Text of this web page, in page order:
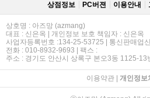
상점정보 PC버젼 이용안내
상호명 : 아즈망 (azmang)
대표 : 신은옥 | 개인정보 보호 책임자 : 신은옥
사업자등록번호 :134-25-53725 | 통신판매업
전화 : 010-8932-9693 | 팩스 :
주소 : 경기도 안산시 상록구 본오3동 1125-13
이용약관| 개인정보